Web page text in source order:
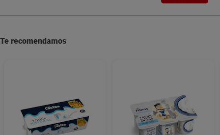
Te recomendamos